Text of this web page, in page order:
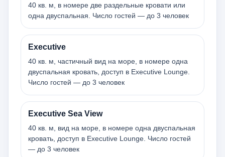
40 кв. м, в номере две раздельные кровати или
одна двуспальная. Число гостей — до 3 человек
Executive
40 кв. м, частичный вид на море, в номере одна
двуспальная кровать, доступ в Executive Lounge.
Число гостей — до 3 человек
Executive Sea View
40 кв. м, вид на море, в номере одна двуспальная
кровать, доступ в Executive Lounge. Число гостей
— до 3 человек